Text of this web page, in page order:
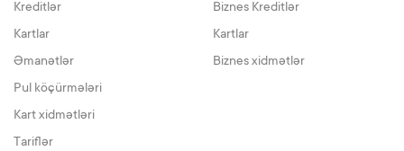
Kreditlər
Kartlar
Əmanətlər
Pul köçürmələri
Kart xidmətləri
Tariflər
Biznes Kreditlər
Kartlar
Biznes xidmətlər